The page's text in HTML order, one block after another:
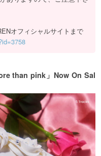
オフィシャルサイトまで
than pink」Now On Sal